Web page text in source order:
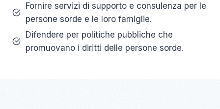
Fornire servizi di supporto e consulenza per le
persone sorde e le loro famiglie.
Difendere per politiche pubbliche che
promuovano i diritti delle persone sorde.